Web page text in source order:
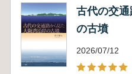
古代の交
の古墳
2026/07/12